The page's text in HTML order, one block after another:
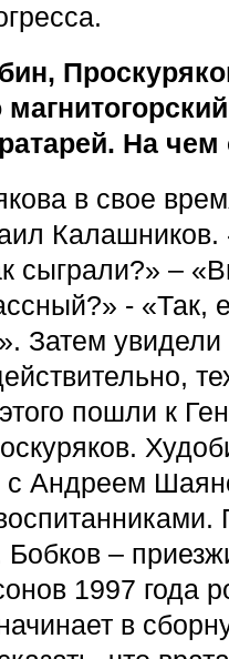
На
в свое
Калашников.
сыграли?» –
-
Затем
пошли к
с Андреем
–
1997 года
в